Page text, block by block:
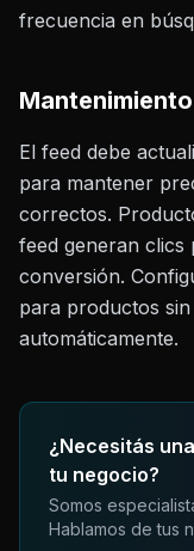
frecuencia en
El feed debe
para mantener
correctos.
feed generan clics
conversión.
para productos
automáticamente.
¿Necesitás
tu negocio?
Somos
Hablamos de tus